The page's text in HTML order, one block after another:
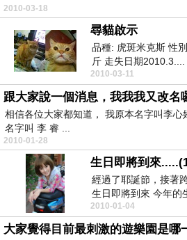
2010-03-18
尋貓啟示
品種: 虎斑米克斯 性
斤 走失日期2010.3....
2010-03-11
跟大家說一個消息，我我我又改名
相信各位大家都知道， 我原本名字叫李
名字叫 李 睿 ...
2010-01-28
生日即將到來
經過了耶誕節，接著
生日即將到來 今年的
2010-01-04
大家覺得目前最刺激的遊樂園是哪